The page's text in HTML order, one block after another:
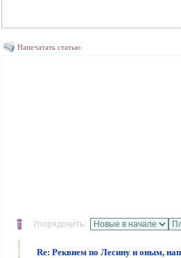
Напечатать статью
Упорядочить:
Re: Реквием по Лесину и оным,